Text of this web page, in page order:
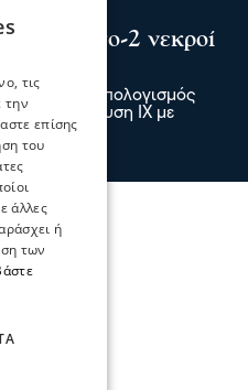
άσφαλτο-2 νεκροί
είναι ο απολογισμός
από σύγκρουση ΙΧ με
τις
την
επίσης
του
άλλες
ή
των